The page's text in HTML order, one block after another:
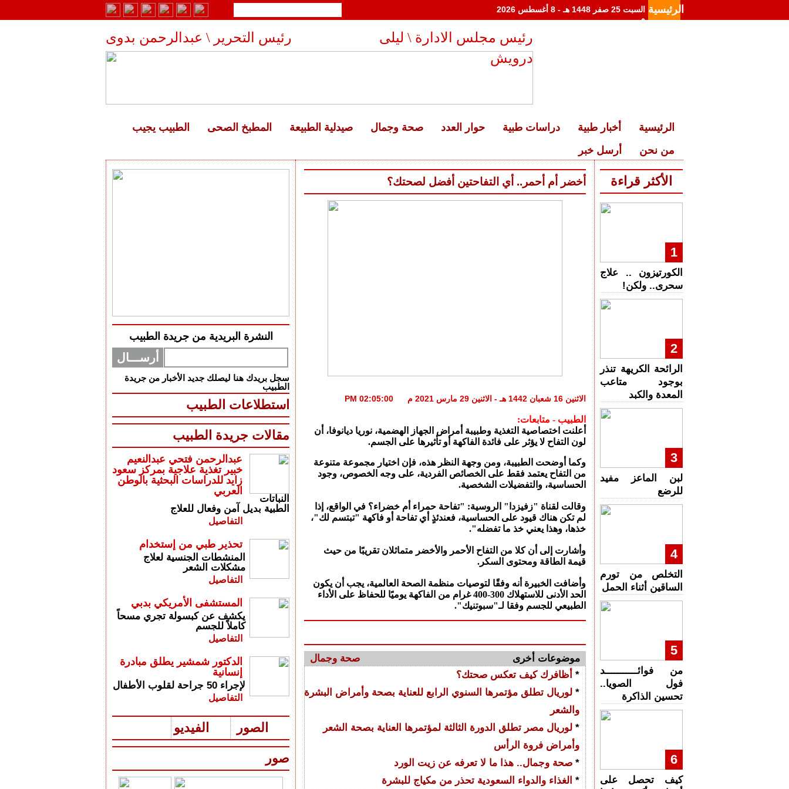
الرئيسية
السبت 25 صفر 1448 هـ - 8 أغسطس 2026
م
رئيس مجلس الادارة \ ليلى
درويش
رئيس التحرير \ عبدالرحمن بدوى
الرئيسية أخبار طبية دراسات طبية حوار العدد صحة وجمال صيدلية الطبيعة المطبخ الصحى
الطبيب يجيب
من نحن
أرسل خبر
النشرة البريدية من جريدة الطبيب
سجل بريدك هنا ليصلك جديد الأخبار من جريدة
الطبيب
استطلاعات الطبيب
مقالات جريدة الطبيب
عبدالرحمن فتحي عبدالنعيم
خبير تغذية علاجية بمركز سعود
زايد للدراسات البحثية بالوطن
العربي
النباتات
الطبية بديل آمن وفعال للعلاج
التفاصيل
تحذير طبي من إستخدام
المنشطات الجنسية لعلاج
مشكلات الشعر
التفاصيل
المستشفى الأمريكي بدبي
يكشف عن كبسولة تجري مسحاً
كاملاً للجسم
التفاصيل
الدكتور شمشير يطلق مبادرة
إنسانية
لإجراء 50 جراحة لقلوب الأطفال
التفاصيل
الصور الفيديو
صور
أخضر أم أحمر.. أي التفاحتين أفضل لصحتك؟
الاثنين 16 شعبان 1442 هـ - الاثنين 29 مارس 2021 م 02:05:00 PM
الطبيب - متابعات:
أعلنت اختصاصية التغذية وطبيبة أمراض الجهاز الهضمية، نوريا ديانوفا، أن
لون التفاح لا يؤثر على فائدة الفاكهة أو تأثيرها على الجسم.
وكما أوضحت الطبيبة، ومن وجهة النظر هذه، فإن اختيار مجموعة متنوعة
من التفاح يعتمد فقط على الخصائص الفردية، على وجه الخصوص، وجود
الحساسية، والتفضيلات الشخصية.
وقالت لقناة "زفيزدا" الروسية: "تفاحة حمراء أم خضراء؟ في الواقع، إذا
لم تكن هناك قيود على الحساسية، فعندئذٍ أي تفاحة أو فاكهة "تبتسم لك"،
خذها، وهذا يعني خذ ما تفضله".
وأشارت إلى أن كلا من التفاح الأحمر والأخضر متماثلان تقريبًا من حيث
قيمة الطاقة ومحتوى السكر.
وأضافت الخبيرة أنه وفقًا لتوصيات منظمة الصحة العالمية، يجب أن يكون
الحد الأدنى للاستهلاك 300-400 غرام من الفاكهة يوميًا للحفاظ على الأداء
الطبيعي للجسم وفقا لـ"سبوتنيك".
موضوعات أخرى
صحة وجمال
* أظافرك كيف تعكس صحتك؟
* لوريال تطلق مؤتمرها السنوي الرابع للعناية بصحة وأمراض البشرة
والشعر
* لوريال مصر تطلق الدورة الثالثة لمؤتمرها العناية بصحة الشعر
وأمراض فروة الرأس
* صحة وجمال.. هذا ما لا تعرفه عن زيت الورد
* الغذاء والدواء السعودية تحذر من مكياج للبشرة
الأكثر قراءة
1
الكورتيزون .. علاج
سحرى.. ولكن!
2
الرائحة الكريهة تنذر
بوجود متاعب
المعدة والكبد
3
لبن الماعز مفيد
للرضع
4
التخلص من تورم
الساقين أثناء الحمل
5
من فوائـــــــــــد
فول الصويا..
تحسين الذاكرة
6
كيف تحصل على